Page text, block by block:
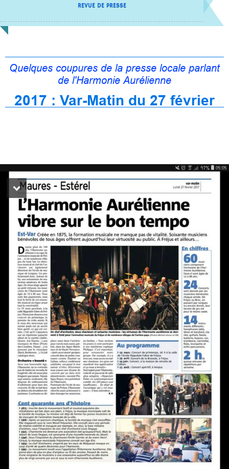
REVUE DE PRESSE
Quelques coupures de la presse locale parlant
de l'Harmonie Aurélienne
2017 : Var-Matin du 27 février